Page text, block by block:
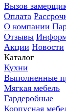
Вызов
Оплата
О компании
Отзывы
Акции Новости
Каталог
Кухни
Выполненные
Мягкая мебель
Гардеробные
Корпусная